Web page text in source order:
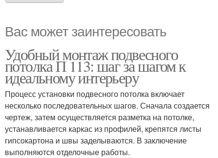
Вас может заинтересовать
Удобный монтаж подвесного
потолка П 113: шаг за шагом к
идеальному интерьеру
Процесс установки подвесного потолка включает
несколько последовательных шагов. Сначала создается
чертеж, затем осуществляется разметка на потолке,
устанавливается каркас из профилей, крепятся листы
гипсокартона и швы заделываются. В заключение
выполняются отделочные работы.